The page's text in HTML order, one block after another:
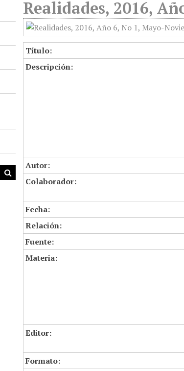
Realidades, 2016,
Título:
Descripción:
Autor:
Colaborador:
Fecha:
Relación:
Fuente:
Materia:
Editor:
Formato: